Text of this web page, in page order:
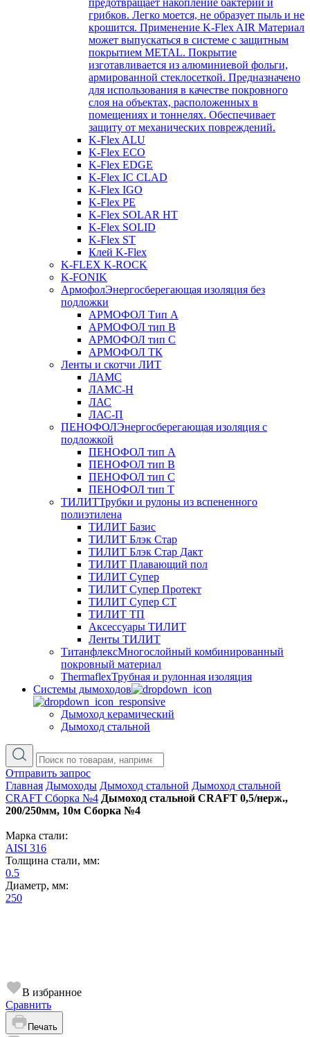
предотвращает накопление бактерий и
грибков. Легко моется, не образует пыль и не
крошится. Применение K-Flex AIR Материал
может выпускаться в системе c защитным
покрытием METAL. Покрытие
изготавливается из алюминиевой фольги,
армированной стеклосеткой. Предназначено
для использования в качестве покровного
слоя на объектах, расположенных в
помещениях и тоннелях. Обеспечивает
защиту от механических повреждений.
K-Flex ALU
K-Flex ECO
K-Flex EDGE
K-Flex IC CLAD
K-Flex IGO
K-Flex PE
K-Flex SOLAR HT
K-Flex SOLID
K-Flex ST
Клей K-Flex
K-FLEX K-ROCK
K-FONIK
АрмофолЭнергосберегающая изоляция без
подложки
АРМОФОЛ Тип А
АРМОФОЛ тип В
АРМОФОЛ тип C
АРМОФОЛ ТК
Ленты и скотчи ЛИТ
ЛАМС
ЛАМС-Н
ЛАС
ЛАС-П
ПЕНОФОЛЭнергосберегающая изоляция с
подложкой
ПЕНОФОЛ тип А
ПЕНОФОЛ тип B
ПЕНОФОЛ тип C
ПЕНОФОЛ тип T
ТИЛИТТрубки и рулоны из вспененного
полиэтилена
ТИЛИТ Базис
ТИЛИТ Блэк Стар
ТИЛИТ Блэк Стар Дакт
ТИЛИТ Плавающий пол
ТИЛИТ Супер
ТИЛИТ Супер Протект
ТИЛИТ Супер СТ
ТИЛИТ ТП
Аксессуары ТИЛИТ
Ленты ТИЛИТ
ТитанфлексМногослойный комбинированный
покровный материал
ThermaflexТрубная и рулонная изоляция
Cистемы дымоходов
Дымоход керамический
Дымоход стальной
Отправить запрос
Главная Дымоходы Дымоход стальной Дымоход стальной
CRAFT Сборка №4 Дымоход стальной CRAFT 0,5/нерж.,
200/250мм, 10м Сборка №4
Марка стали:
AISI 316
Толщина стали, мм:
0.5
Диаметр, мм:
250
В избранное
Сравнить
Печать